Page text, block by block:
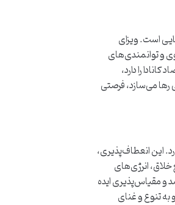
است. ویزای
و توانمندی‌های
را دارد،
رها می‌سازد، فرصتی
این انعطاف‌پذیری،
انرژی‌های
و مقیاس‌پذیری ایده
تنوع و غنای